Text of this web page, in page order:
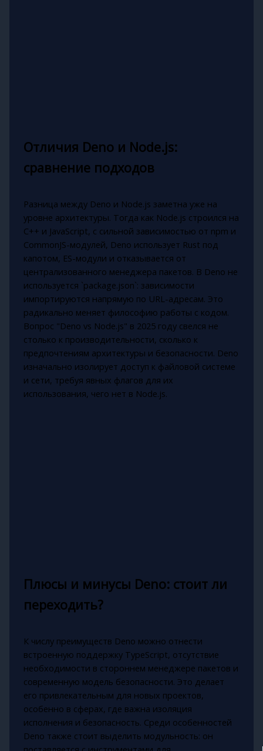
Отличия Deno и Node.js:
сравнение подходов
Разница между Deno и Node.js заметна уже на
уровне архитектуры. Тогда как Node.js строился на
C++ и JavaScript, с сильной зависимостью от npm и
CommonJS-модулей, Deno использует Rust под
капотом, ES-модули и отказывается от
централизованного менеджера пакетов. В Deno не
используется `package.json`: зависимости
импортируются напрямую по URL-адресам. Это
радикально меняет философию работы с кодом.
Вопрос "Deno vs Node.js" в 2025 году свелся не
столько к производительности, сколько к
предпочтениям архитектуры и безопасности. Deno
изначально изолирует доступ к файловой системе
и сети, требуя явных флагов для их
использования, чего нет в Node.js.
Плюсы и минусы Deno: стоит ли
переходить?
К числу преимуществ Deno можно отнести
встроенную поддержку TypeScript, отсутствие
необходимости в стороннем менеджере пакетов и
современную модель безопасности. Это делает
его привлекательным для новых проектов,
особенно в сферах, где важна изоляция
исполнения и безопасность. Среди особенностей
Deno также стоит выделить модульность: он